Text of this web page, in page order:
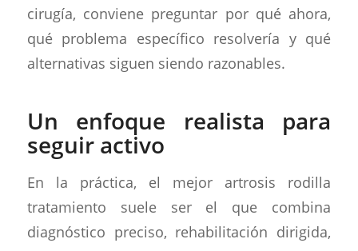
cirugía, conviene preguntar por qué ahora,
qué problema específico resolvería y qué
alternativas siguen siendo razonables.
Un enfoque realista para
seguir activo
En la práctica, el mejor artrosis rodilla
tratamiento suele ser el que combina
diagnóstico preciso, rehabilitación dirigida,